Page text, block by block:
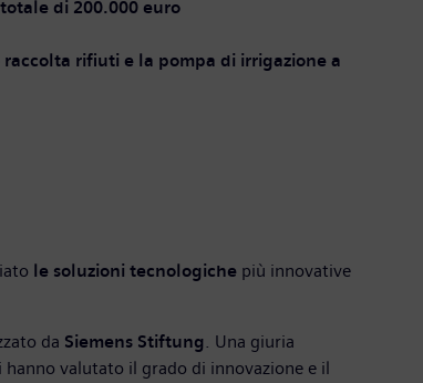
di 200.000 euro
rifiuti e la pompa di irrigazione a
le soluzioni tecnologiche più innovative
da Siemens Stiftung . Una giuria
hanno valutato il grado di innovazione e il